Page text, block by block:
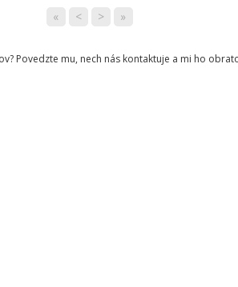
« < > »
Povedzte mu, nech nás kontaktuje a mi ho